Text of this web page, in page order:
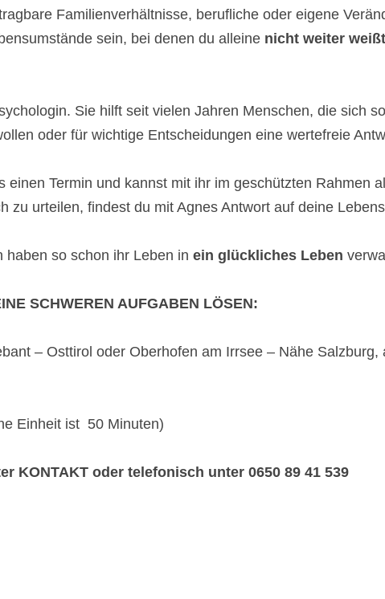
Familienverhältnisse, berufliche oder eigene
sein, bei denen du alleine nicht weiter weißt
Sie hilft seit vielen Jahren Menschen, die sich
oder für wichtige Entscheidungen eine wertefreie
einen Termin und kannst mit ihr im geschützten Rahmen
zu urteilen, findest du mit Agnes Antwort auf deine
haben so schon ihr Leben in ein glückliches Leben
SCHWEREN AUFGABEN LÖSEN:
– Osttirol oder Oberhofen am Irrsee – Nähe Salzburg,
Einheit ist 50 Minuten)
KONTAKT oder telefonisch unter 0650 89 41 539